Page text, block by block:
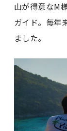
山が得意なM
ガイド。毎年
ました。